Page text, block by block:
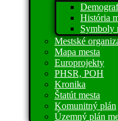
História
Symboly
Mestské
Mapa mesta
Europrojekty
PHSR, POH
Kronika
Štatút mesta
Komunitný plán
Územný plán